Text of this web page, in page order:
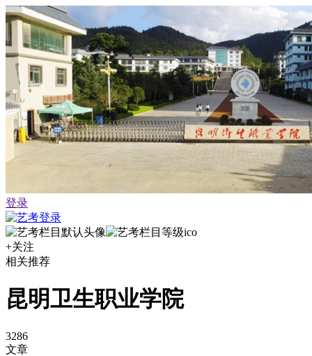
登录
+关注
相关推荐
昆明卫生职业学院
3286
文章